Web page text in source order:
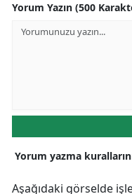
Yorum Yazın (500
Yorum yazma
Aşağıdaki görselde